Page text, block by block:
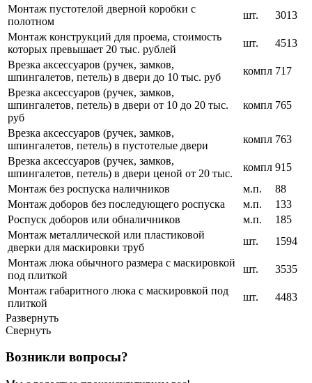
Монтаж пустотелой дверной коробки с
полотном
шт.
3013
Монтаж конструкций для проема, стоимость
которых превышает 20 тыс. рублей
шт.
4513
Врезка аксессуаров (ручек, замков,
шпингалетов, петель) в двери до 10 тыс. руб
компл 717
Врезка аксессуаров (ручек, замков,
шпингалетов, петель) в двери от 10 до 20 тыс.
руб
компл 765
Врезка аксессуаров (ручек, замков,
шпингалетов, петель) в пустотелые двери
компл 763
Врезка аксессуаров (ручек, замков,
шпингалетов, петель) в двери ценой от 20 тыс.
компл 915
Монтаж без роспуска наличников
м.п.
88
Монтаж доборов без последующего роспуска
м.п.
133
Роспуск доборов или обналичников
м.п.
185
Монтаж металлической или пластиковой
дверки для маскировки труб
шт.
1594
Монтаж люка обычного размера с маскировкой
под плиткой
шт.
3535
Монтаж габаритного люка с маскировкой под
плиткой
шт.
4483
Развернуть
Свернуть
Возникли вопросы?